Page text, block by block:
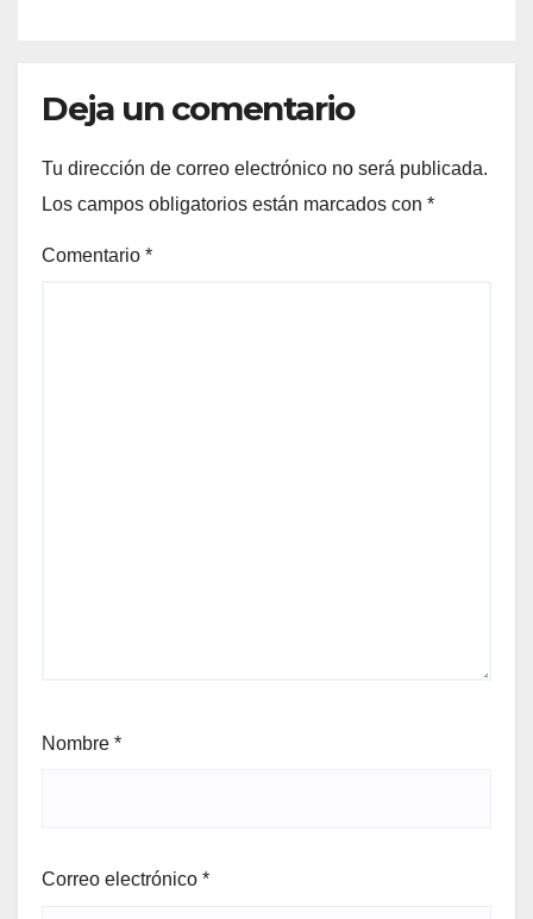
Deja un comentario
Tu dirección de correo electrónico no será publicada.
Los campos obligatorios están marcados con *
Comentario *
Nombre *
Correo electrónico *